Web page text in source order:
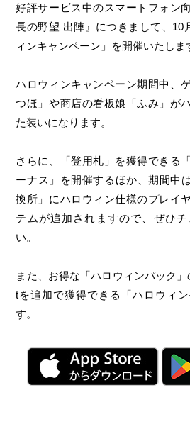
好評サービス中のスマートフォン
長の野望 出陣』につきまして、10
ィンキャンペーン」を開催いたしま
ハロウィンキャンペーン期間中、
つほ」や商店の看板娘「ふみ」が
た装いになります。
さらに、「登用札」を獲得できる
ーナス」を開催するほか、期間中
換所」にハロウィン仕様のプレイ
テムが追加されますので、ぜひ
い。
また、お得な「ハロウィンパック
tを追加で獲得できる「ハロウィ
す。